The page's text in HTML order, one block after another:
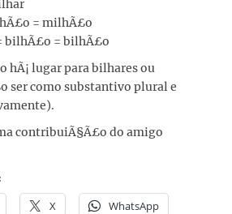
= milhÃ£o
bilhÃ£o = bilhÃ£o
hÃ¡ lugar para bilhares ou
ser como substantivo plural e
contribuiÃ§Ã£o do amigo
X WhatsApp